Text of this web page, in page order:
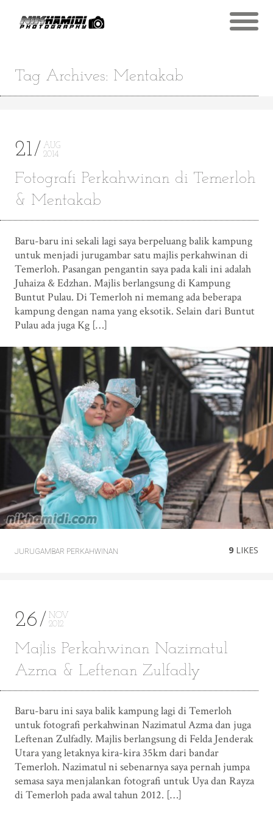
Tag Archives: Mentakab
21
AUG
2014
Fotografi Perkahwinan di Temerloh
& Mentakab
Baru-baru ini sekali lagi saya berpeluang balik kampung
untuk menjadi jurugambar satu majlis perkahwinan di
Temerloh. Pasangan pengantin saya pada kali ini adalah
Juhaiza & Edzhan. Majlis berlangsung di Kampung
Buntut Pulau. Di Temerloh ni memang ada beberapa
kampung dengan nama yang eksotik. Selain dari Buntut
Pulau ada juga Kg […]
JURUGAMBAR PERKAHWINAN 9 LIKES
26
NOV
2012
Majlis Perkahwinan Nazimatul
Azma & Leftenan Zulfadly
Baru-baru ini saya balik kampung lagi di Temerloh
untuk fotografi perkahwinan Nazimatul Azma dan juga
Leftenan Zulfadly. Majlis berlangsung di Felda Jenderak
Utara yang letaknya kira-kira 35km dari bandar
Temerloh. Nazimatul ni sebenarnya saya pernah jumpa
semasa saya menjalankan fotografi untuk Uya dan Rayza
di Temerloh pada awal tahun 2012. […]